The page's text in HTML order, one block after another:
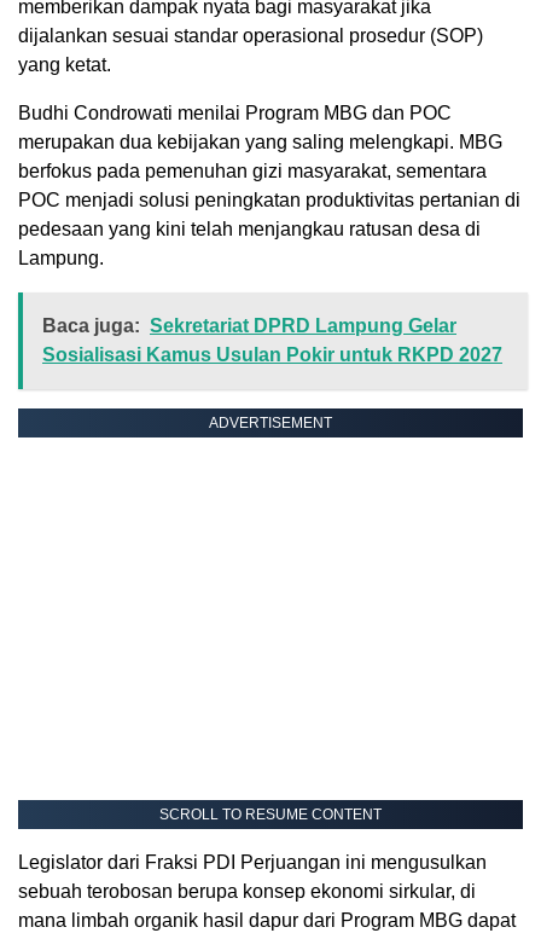
memberikan dampak nyata bagi masyarakat jika
dijalankan sesuai standar operasional prosedur (SOP)
yang ketat.
Budhi Condrowati menilai Program MBG dan POC
merupakan dua kebijakan yang saling melengkapi. MBG
berfokus pada pemenuhan gizi masyarakat, sementara
POC menjadi solusi peningkatan produktivitas pertanian di
pedesaan yang kini telah menjangkau ratusan desa di
Lampung.
Baca juga: Sekretariat DPRD Lampung Gelar
Sosialisasi Kamus Usulan Pokir untuk RKPD 2027
ADVERTISEMENT
SCROLL TO RESUME CONTENT
Legislator dari Fraksi PDI Perjuangan ini mengusulkan
sebuah terobosan berupa konsep ekonomi sirkular, di
mana limbah organik hasil dapur dari Program MBG dapat